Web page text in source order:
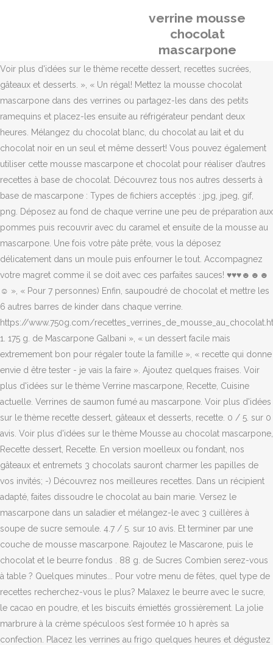
verrine mousse
chocolat
mascarpone
Voir plus d'idées sur le thème recette dessert, recettes sucrées,
gâteaux et desserts. », « Un régal! Mettez la mousse chocolat
mascarpone dans des verrines ou partagez-les dans des petits
ramequins et placez-les ensuite au réfrigérateur pendant deux
heures. Mélangez du chocolat blanc, du chocolat au lait et du
chocolat noir en un seul et même dessert! Vous pouvez également
utiliser cette mousse mascarpone et chocolat pour réaliser d’autres
recettes à base de chocolat. Découvrez tous nos autres desserts à
base de mascarpone : Types de fichiers acceptés : jpg, jpeg, gif,
png. Déposez au fond de chaque verrine une peu de préparation aux
pommes puis recouvrir avec du caramel et ensuite de la mousse au
mascarpone. Une fois votre pâte prête, vous la déposez
délicatement dans un moule puis enfourner le tout. Accompagnez
votre magret comme il se doit avec ces parfaites sauces! ♥♥♥☻☻☻
☺ », « Pour 7 personnes) Enfin, saupoudré de chocolat et mettre les
6 autres barres de kinder dans chaque verrine.
https://www.750g.com/
1. 175 g. de Mascarpone Galbani », « un dessert facile mais
extremement bon pour régaler toute la famille », « recette qui donne
envie d être tester - je vais la faire ». Ajoutez quelques fraises. Voir
plus d'idées sur le thème Verrine mascarpone, Recette, Cuisine
actuelle. Verrines de saumon fumé au mascarpone. Voir plus d'idées
sur le thème recette dessert, gâteaux et desserts, recette. 0 / 5. sur 0
avis. Voir plus d'idées sur le thème Mousse au chocolat mascarpone,
Recette dessert, Recette. En version moelleux ou fondant, nos
gâteaux et entremets 3 chocolats sauront charmer les papilles de
vos invités; -) Découvrez nos meilleures recettes. Dans un récipient
adapté, faites dissoudre le chocolat au bain marie. Versez le
mascarpone dans un saladier et mélangez-le avec 3 cuillères à
soupe de sucre semoule. 4.7 / 5. sur 10 avis. Et terminer par une
couche de mousse mascarpone. Rajoutez le Mascarone, puis le
chocolat et le beurre fondus . 88 g. de Sucres Combien serez-vous
à table ? Quelques minutes... Pour votre menu de fêtes, quel type de
recettes recherchez-vous le plus? Malaxez le beurre avec le sucre,
le cacao en poudre, et les biscuits émiettés grossièrement. La jolie
marbrure à la crème spéculoos s’est formée 10 h après sa
confection. Placez les verrines au frigo quelques heures et dégustez